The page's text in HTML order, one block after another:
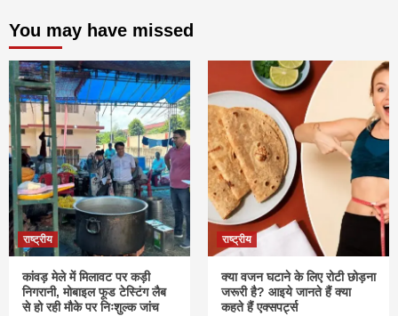
You may have missed
राष्ट्रीय
कांवड़ मेले में मिलावट पर कड़ी
निगरानी, मोबाइल फूड टेस्टिंग लैब
से हो रही मौके पर निःशुल्क जांच
राष्ट्रीय
क्या वजन घटाने के लिए रोटी छोड़ना
जरूरी है? आइये जानते हैं क्या
कहते हैं एक्सपर्ट्स